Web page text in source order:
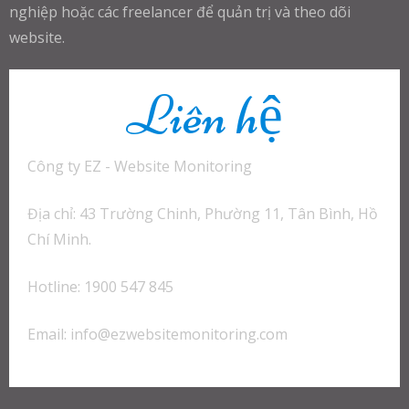
nghiệp hoặc các freelancer để quản trị và theo dõi
website.
Liên hệ
Công ty EZ - Website Monitoring
Địa chỉ: 43 Trường Chinh, Phường 11, Tân Bình, Hồ
Chí Minh.
Hotline: 1900 547 845
Email: info@ezwebsitemonitoring.com